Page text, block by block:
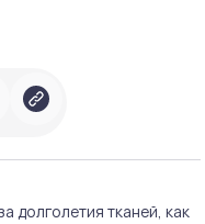
долголетия тканей, как